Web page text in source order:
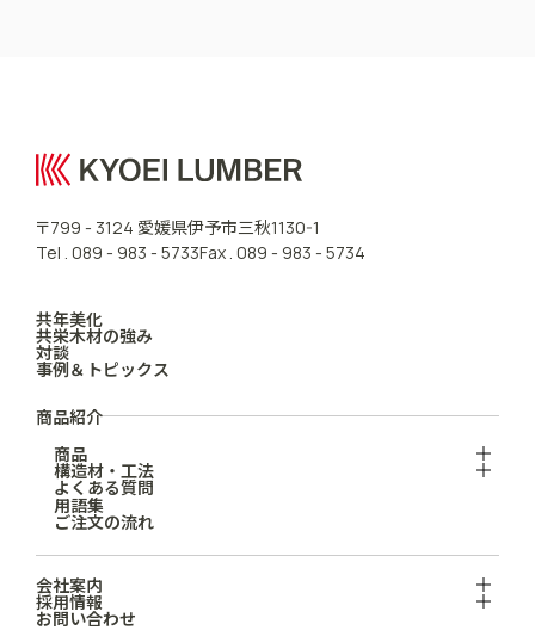
〒799 - 3124 愛媛県伊予市三秋1130-1
Tel . 089 - 983 - 5733Fax . 089 - 983 - 5734
共年美化
共栄木材の強み
対談
事例＆トピックス
商品紹介
商品
構造材・工法
よくある質問
用語集
ご注文の流れ
会社案内
採用情報
お問い合わせ